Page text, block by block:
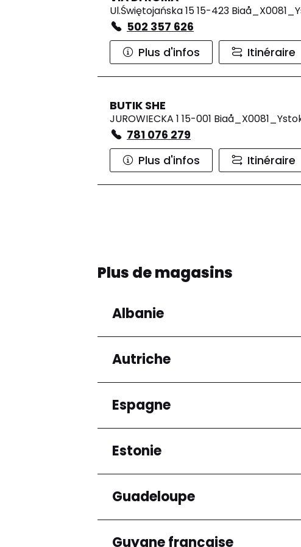
Ul.Świętojańska 15 15-423
502 357 626
Plus d'infos
Itinéraire
BUTIK SHE
JUROWIECKA 1 15-001
781 076 279
Plus d'infos
Itinéraire
Plus de magasins
Albanie
Régions
Préfecture de Tirana
Autriche
Régions
Niederösterreich
Espagne
Régions
Andalucía
Estonie
Régions
Harju maakond
Guadeloupe
Régions
Guyane française